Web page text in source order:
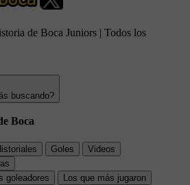
de Boca Juniors | Todos los
buscando?
Boca
Goles
Videos
goleadores
Los que más jugaron